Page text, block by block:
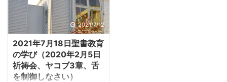
ヨハネはガリラヤ領主を
批判して捕えられ、死海
のほとりのマケロス要塞
に幽閉され、イエスはそ
れを契機にヨハネ教団か
ら独立し ...
2021/7/12
2021年7月18日聖書教育
の学び（2020年2月5日
祈祷会、ヤコブ3章、舌
を制御しなさい）